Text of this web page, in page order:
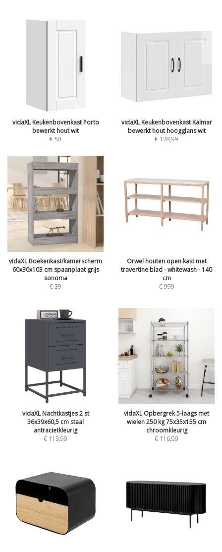
vidaXL Keukenbovenkast Porto
bewerkt hout wit
€50
vidaXL Keukenbovenkast Kalmar
bewerkt hout hoogglans wit
€ 128,99
vidaXL Boekenkast/kamerscherm
60x30x103 cm spaanplaat grijs
sonoma
€39
Orwel houten open kast met
travertine blad - whitewash - 140
cm
€999
vidaXL Nachtkastjes 2 st
36x39x60,5 cm staal
antracietkleurig
€ 113,99
vidaXL Opbergrek 5-laags met
wielen 250 kg 75x35x155 cm
chroomkleurig
€ 116,99